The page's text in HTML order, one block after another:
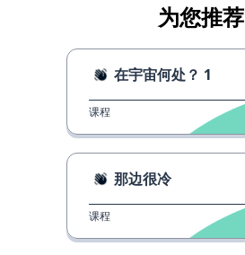
为您推荐
在宇宙何处？ 1
课程
那边很冷
课程